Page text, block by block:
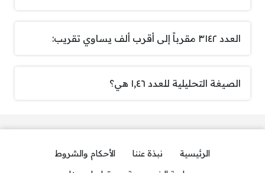
العدد ٣١٤٢ مقرباً إلى أقرب ألف يساوي تقريب:
الصيغة التحليلية للعدد ١,٤٦ هي؟
الرئيسية نبذة عننا
الأحكام والشروط